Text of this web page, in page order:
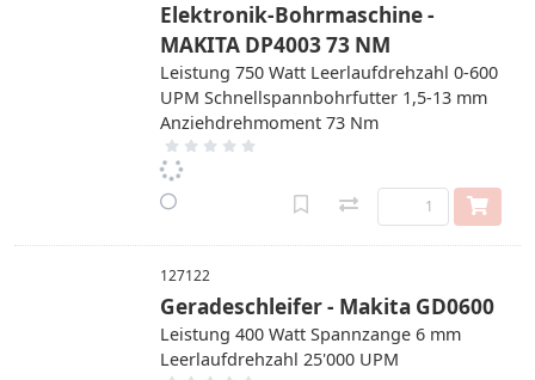
Elektronik-Bohrmaschine -
MAKITA DP4003 73 NM
Leistung 750 Watt Leerlaufdrehzahl 0-600
UPM Schnellspannbohrfutter 1,5-13 mm
Anziehdrehmoment 73 Nm
127122
Geradeschleifer - Makita GD0600
Leistung 400 Watt Spannzange 6 mm
Leerlaufdrehzahl 25'000 UPM